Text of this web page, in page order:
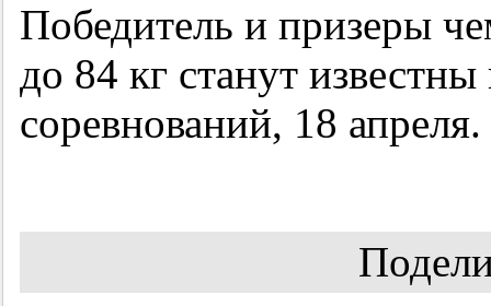
Победитель и призеры
до 84 кг станут
соревнований, 18 апреля.